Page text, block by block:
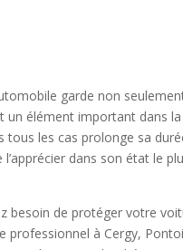
garde non
élément important dans
les cas prolonge sa
dans son état le
besoin de protéger votre
professionnel à Cergy,